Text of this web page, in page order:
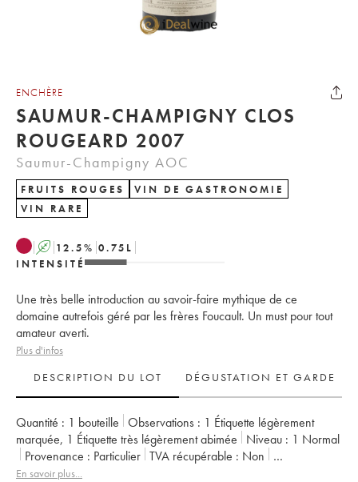
ENCHÈRE
SAUMUR-CHAMPIGNY CLOS
ROUGEARD 2007
Saumur-Champigny AOC
FRUITS ROUGES
VIN DE GASTRONOMIE
VIN RARE
A 12.5% 0.75 L
INTENSITÉ
Une très belle introduction au savoir-faire mythique de ce
domaine autrefois géré par les frères Foucault. Un must pour tout
amateur averti.
Plus d'infos
DESCRIPTION DU LOT
DÉGUSTATION ET GARDE
Quantité : 1 bouteille Observations : 1 Étiquette légèrement
marquée, 1 Étiquette très légèrement abimée Niveau : 1 Normal
Provenance : particulier TVA récupérable :
non
Région :
Vallée de la Loire
En savoir plus...